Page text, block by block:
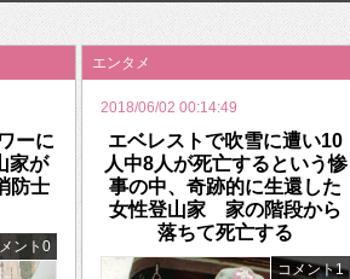
ーに
家が
防士
ント0
エンタメ
2018/06/02 00:14:49
エベレストで吹雪に遭い10
人中8人が死亡するという惨
事の中、奇跡的に生還した
女性登山家 家の階段から
落ちて死亡する
コメント1